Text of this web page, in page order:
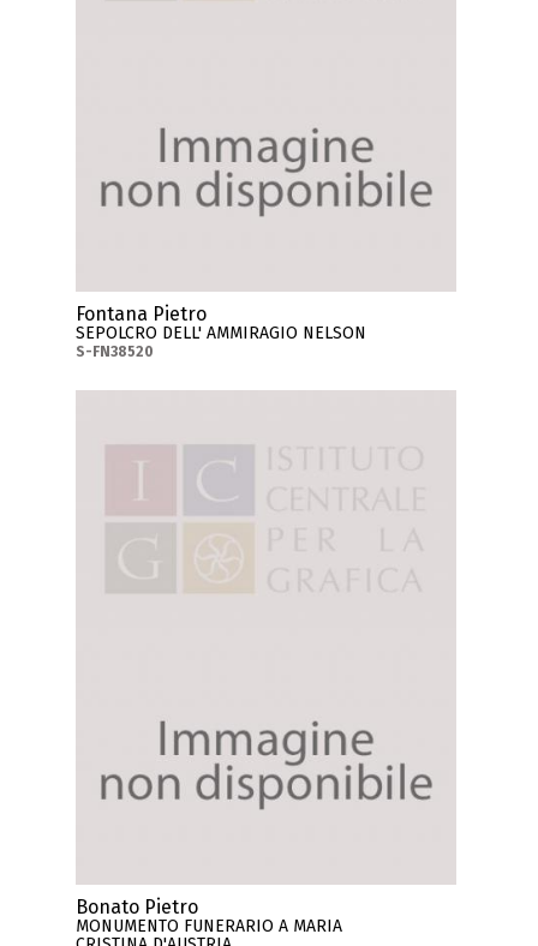
Fontana Pietro
SEPOLCRO DELL' AMMIRAGIO NELSON
S-FN38520
Bonato Pietro
MONUMENTO FUNERARIO A MARIA